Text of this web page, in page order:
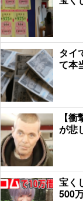
タイ
て本
【
が悲
宝く
500